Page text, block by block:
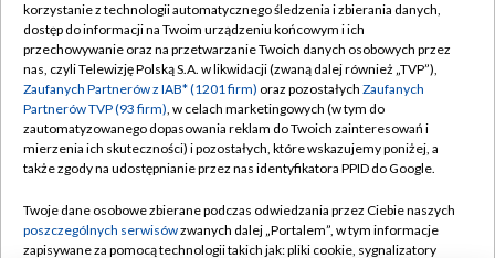
TVP
Abonament TVP
Emisja w TVP
Centrum informacji TVP
Naziemna Telewizja Cyfrowa
Rada Programowa
Regulamin TVP
Polityka prywatności
Moje zgody
Pomoc
Kontakt
korzystanie z technologii automatycznego śledzenia i zbierania danych,
dostęp do informacji na Twoim urządzeniu końcowym i ich
przechowywanie oraz na przetwarzanie Twoich danych osobowych przez
nas, czyli Telewizję Polską S.A. w likwidacji (zwaną dalej również „TVP”),
Zaufanych Partnerów z IAB* (1201 firm) oraz pozostałych Zaufanych
Partnerów TVP (93 firm), w celach marketingowych (w tym do
zautomatyzowanego dopasowania reklam do Twoich zainteresowań i
mierzenia ich skuteczności) i pozostałych, które wskazujemy poniżej, a
także zgody na udostępnianie przez nas identyfikatora PPID do Google.
Twoje dane osobowe zbierane podczas odwiedzania przez Ciebie naszych
poszczególnych serwisówzwanych dalej „Portalem”, w tym informacje
zapisywane za pomocą technologii takich jak: pliki cookie, sygnalizatory